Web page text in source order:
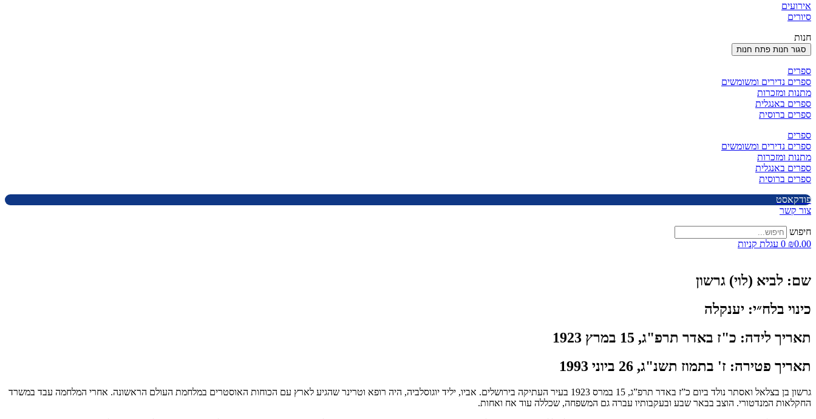
אירועים
סיורים
חנות
סגור חנות פתח חנות
ספרים
ספרים נדירים ומשומשים
מתנות ומזכרות
ספרים באנגלית
ספרים ברוסית
ספרים
ספרים נדירים ומשומשים
מתנות ומזכרות
ספרים באנגלית
ספרים ברוסית
פודקאסט
צור קשר
חיפוש
₪0.00
0 עגלת קניות
שם: לביא (לוי) גרשון
כינוי בלח״י: יענקלה
תאריך לידה: כ"ז באדר תרפ"ג, 15 במרץ 1923
תאריך פטירה: ז' בתמוז תשנ"ג, 26 ביוני 1993
גרשון בן בצלאל ואסתר נולד ביום כ”ז באדר תרפ”ג, 15 במרס 1923 בעיר העתיקה בירושלים. אביו, יליד יוגוסלביה, היה רופא וטרינר שהגיע לארץ עם הכוחות האוסטרים במלחמת העולם הראשונה. אחרי המלחמה עבד במשרד
החקלאות המנדטורי. הוצב בבאר שבע ובעקבותיו עברה גם המשפחה, שכללה עוד אח ואחות.